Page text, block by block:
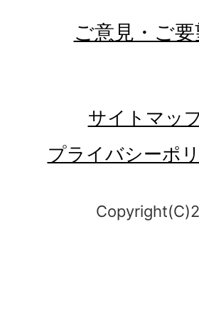
ご意見・ご要
サイトマッ
プライバシーポ